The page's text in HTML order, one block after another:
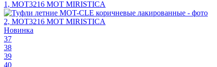
Новинка
37
38
39
40